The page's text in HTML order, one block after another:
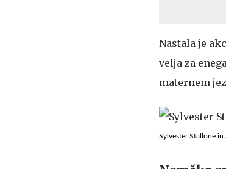
Nastala je
velja za
maternem
Sylvester Stallone